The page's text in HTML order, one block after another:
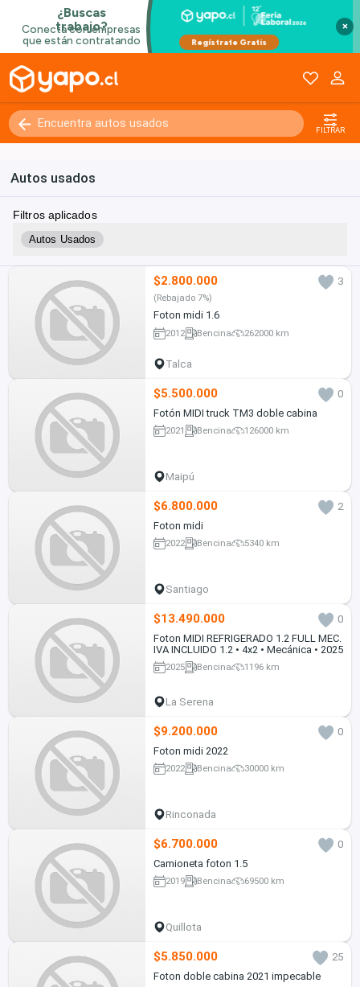
×
FILTRAR
Autos usados
Filtros aplicados
Autos Usados
$2.800.000 3
(Rebajado 7%)
Foton midi 1.6
2012 Bencina 262000 km
Talca
$5.500.000
0
Fotón MIDI truck TM3 doble cabina
2021 Bencina 126000 km
Maipú
$6.800.000
2
Foton midi
2022 Bencina 5340 km
Santiago
$13.490.000
0
Foton MIDI REFRIGERADO 1.2 FULL MEC.
IVA INCLUIDO 1.2 • 4x2 • Mecánica • 2025
2025 Bencina 1196 km
La Serena
$9.200.000
0
Foton midi 2022
2022 Bencina 30000 km
Rinconada
$6.700.000
0
Camioneta foton 1.5
2019 Bencina 69500 km
Quillota
$5.850.000
25
Foton doble cabina 2021 impecable